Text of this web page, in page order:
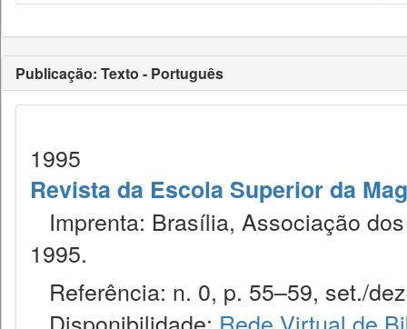
Publicação: Texto - Português
1995
Revista da Escola Superior da
Imprenta: Brasília, Associação
1995.
Referência: n. 0, p. 55–59, set./